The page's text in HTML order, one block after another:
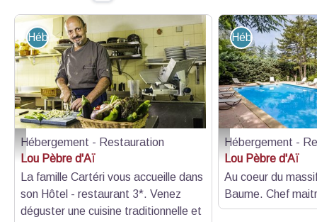
Lou Pèbre d'Aï - Plan-d'Aups-Sainte-Baume - Lou Pèbre d'Aï - Plan-d'Aups-
Hébergement - Restauration
Hébergement - Restauration
Lou Pèbre d'Aï
La famille Cartéri vous accueille dans
son Hôtel - restaurant 3*. Venez
déguster une cuisine traditionnelle et
Lou Pèbre d'Aï - Plan-
Hébergement -
Hébergement -
Lou Pèbre d'Aï
Au coeur du
Baume. Chef